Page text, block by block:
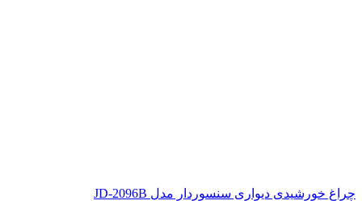
چراغ خورشیدی دیواری سنسوردار مدل JD-2096B